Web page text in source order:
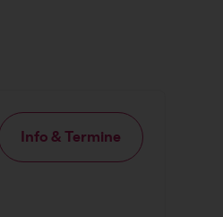
Info & Termine